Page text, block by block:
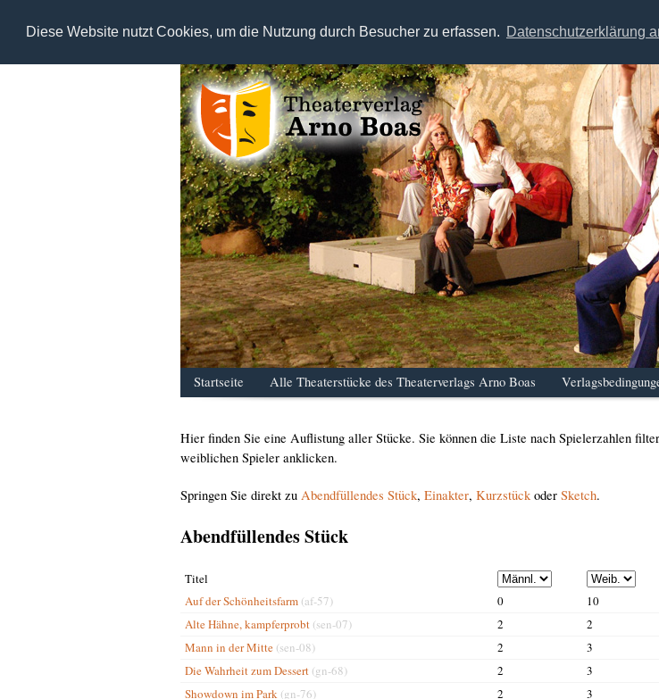
Diese Website nutzt Cookies, um die Nutzung durch Besucher zu erfassen. Datenschutzerklärung
Startseite Alle Theaterstücke des Theaterverlags Arno Boas
Hier finden Sie eine Auflistung aller Stücke. Sie können die Liste nach Spielerzahlen
weiblichen Spieler anklicken.
Springen Sie direkt zu Abendfüllendes Stück, Einakter, Kurzstückoder Sketch.
Abendfüllendes Stück
Titel
Auf der Schönheitsfarm (af-57) 0 10
Alte Hähne, kampferprobt (sen-07) 2 2
Mann in der Mitte (sen-08) 2 3
Die Wahrheit zum Dessert (gn-68) 2 3
Showdown im Park (gn-76) 2 3